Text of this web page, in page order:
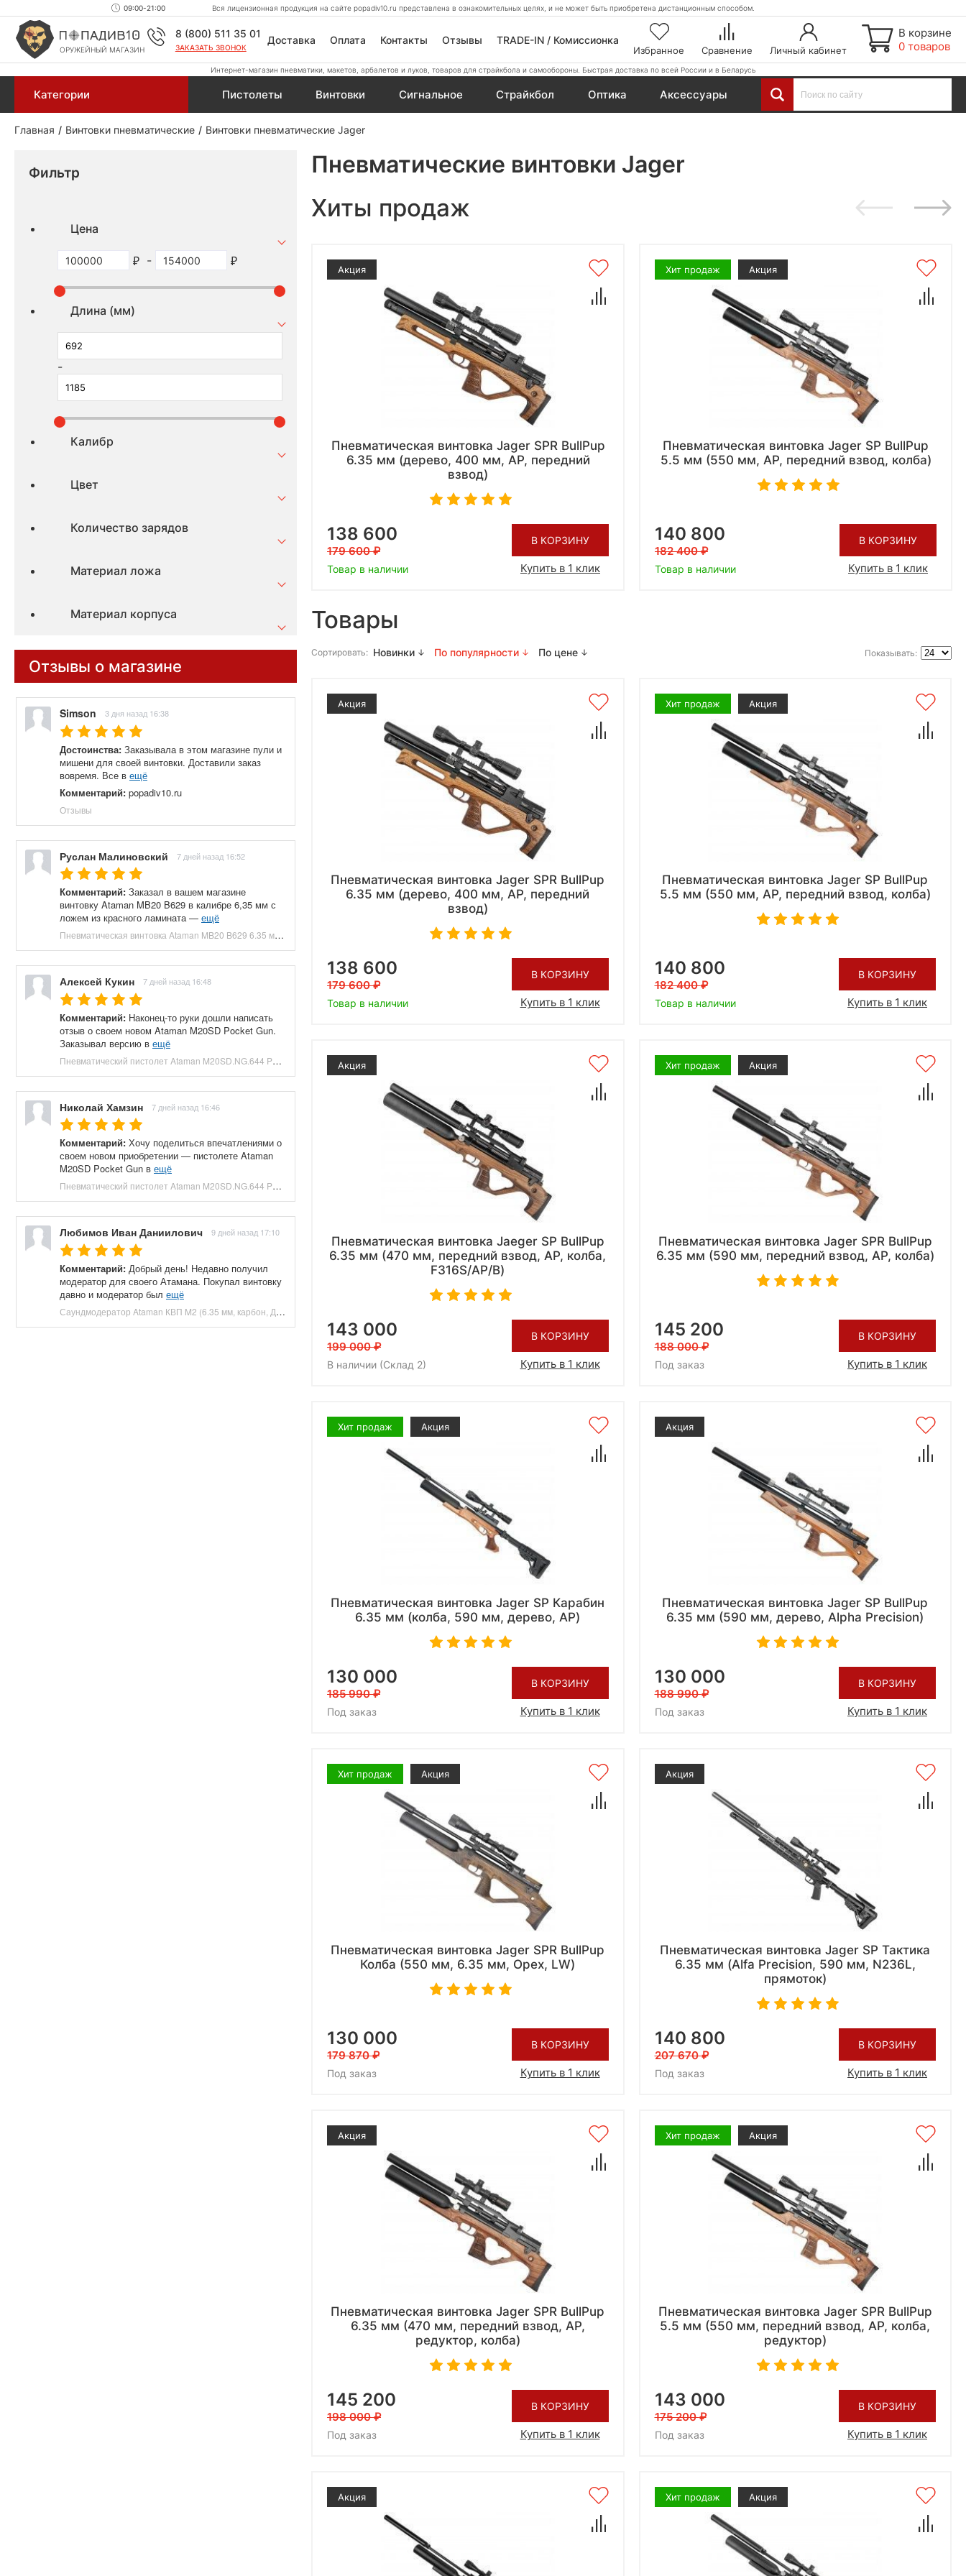
09:00-21:00 Вся лицензионная продукция на сайте popadiv10.ru представлена в ознакомительных целях, и не может быть приобретена дистанционным способом.
ОРУЖЕЙНЫЙ МАГАЗИН
8 (800) 511 35 01
ЗАКАЗАТЬ ЗВОНОК
Доставка Оплата Контакты Отзывы TRADE-IN / Комиссионка
Избранное Сравнение Личный кабинет
В корзине
0 товаров
Интернет-магазин пневматики, макетов, арбалетов и луков, товаров для страйкбола и самообороны. Быстрая доставка по всей России и в Беларусь
Категории Пистолеты Винтовки Сигнальное Страйкбол Оптика Аксессуары
Главная Винтовки пневматические Винтовки пневматические Jager
Фильтр
Цена
-
Длина (мм)
-
Калибр
Цвет
Количество зарядов
Материал ложа
Материал корпуса
Отзывы о магазине
Simson 3 дня назад 16:38
Достоинства: Заказывала в этом магазине пули и
мишени для своей винтовки. Доставили заказ
вовремя. Все в ещё
Комментарий: popadiv10.ru
Отзывы
Руслан Малиновский 7 дней назад 16:52
Комментарий: Заказал в вашем магазине
винтовку Ataman MB20 B629 в калибре 6,35 мм с
ложем из красного ламината — ещё
Пневматическая винтовка Ataman MB20 B629 6.35 мм (редуктор, под полнотел, колба, красный ламинат) купить в Москве и СПБ, цена 153100 руб. Доставка по РФ!
Алексей Кукин 7 дней назад 16:48
Комментарий: Наконец-то руки дошли написать
отзыв о своем новом Ataman M20SD Pocket Gun.
Заказывал версию в ещё
Пневматический пистолет Ataman M20SD.NG.644 Pocket Gun 6.35 мм (приклад, полнотел, бук, зеленый) купить в Москве и СПБ, цена 130000 руб. Доставка по РФ!
Николай Хамзин 7 дней назад 16:46
Комментарий: Хочу поделиться впечатлениями о
своем новом приобретении — пистолете Ataman
M20SD Pocket Gun в ещё
Пневматический пистолет Ataman M20SD.NG.644 Pocket Gun 6.35 мм (приклад, полнотел, бук, красный) купить в Москве и СПБ, цена 130000 руб. Доставка по РФ!
Любимов Иван Даниилович 9 дней назад 17:10
Комментарий: Добрый день! Недавно получил
модератор для своего Атамана. Покупал винтовку
давно и модератор был ещё
Саундмодератор Ataman КВП M2 (6.35 мм, карбон, ДТК) купить в Москве и СПБ, цена 12210 руб. Доставка по РФ!
Пневматические винтовки Jager
Хиты продаж
Акция
Пневматическая винтовка Jager SPR BullPup
6.35 мм (дерево, 400 мм, AP, передний
взвод)
138 600
179 600
Товар в наличии
В КОРЗИНУ
Купить в 1 клик
Хит продаж Акция
Пневматическая винтовка Jager SP BullPup
5.5 мм (550 мм, AP, передний взвод, колба)
140 800
182 400
Товар в наличии
В КОРЗИНУ
Купить в 1 клик
Товары
Сортировать: Новинки По популярности По цене Показывать:
Акция
Пневматическая винтовка Jager SPR BullPup
6.35 мм (дерево, 400 мм, AP, передний
взвод)
138 600
179 600
Товар в наличии
В КОРЗИНУ
Купить в 1 клик
Хит продаж Акция
Пневматическая винтовка Jager SP BullPup
5.5 мм (550 мм, AP, передний взвод, колба)
140 800
182 400
Товар в наличии
В КОРЗИНУ
Купить в 1 клик
Акция
Пневматическая винтовка Jaeger SP BullPup
6.35 мм (470 мм, передний взвод, AP, колба,
F316S/AP/B)
143 000
199 000
В наличии (Склад 2)
В КОРЗИНУ
Купить в 1 клик
Хит продаж Акция
Пневматическая винтовка Jager SPR BullPup
6.35 мм (590 мм, передний взвод, AP, колба)
145 200
188 000
Под заказ
В КОРЗИНУ
Купить в 1 клик
Хит продаж Акция
Пневматическая винтовка Jager SP Карабин
6.35 мм (колба, 590 мм, дерево, AP)
130 000
185 990
Под заказ
В КОРЗИНУ
Купить в 1 клик
Акция
Пневматическая винтовка Jager SP BullPup
6.35 мм (590 мм, дерево, Alpha Precision)
130 000
188 990
Под заказ
В КОРЗИНУ
Купить в 1 клик
Хит продаж Акция
Пневматическая винтовка Jager SPR BullPup
Колба (550 мм, 6.35 мм, Орех, LW)
130 000
179 870
Под заказ
В КОРЗИНУ
Купить в 1 клик
Акция
Пневматическая винтовка Jager SP Тактика
6.35 мм (Alfa Precision, 590 мм, N236L,
прямоток)
140 800
207 670
Под заказ
В КОРЗИНУ
Купить в 1 клик
Акция
Пневматическая винтовка Jager SPR BullPup
6.35 мм (470 мм, передний взвод, AP,
редуктор, колба)
145 200
198 000
Под заказ
В КОРЗИНУ
Купить в 1 клик
Хит продаж Акция
Пневматическая винтовка Jager SPR BullPup
5.5 мм (550 мм, передний взвод, AP, колба,
редуктор)
143 000
175 200
Под заказ
В КОРЗИНУ
Купить в 1 клик
Акция Хит продаж Акция